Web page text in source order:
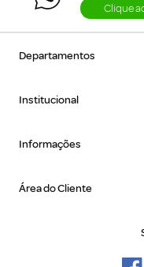
Clique
Departamentos
Institucional
Informações
Área do Cliente